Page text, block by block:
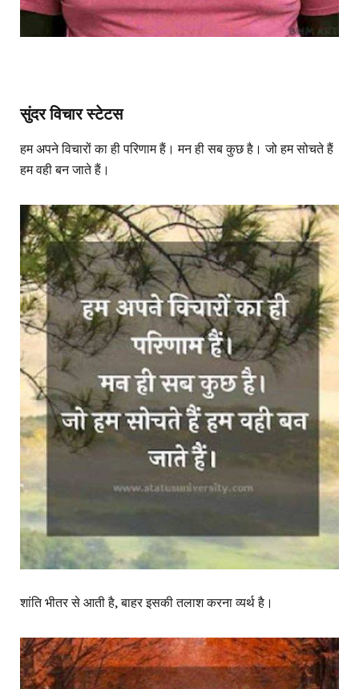
सुंदर विचार स्टेटस
हम अपने विचारों का ही परिणाम हैं। मन ही सब कुछ है। जो हम सोचते हैं
हम वही बन जाते हैं।
शांति भीतर से आती है, बाहर इसकी तलाश करना व्यर्थ है।